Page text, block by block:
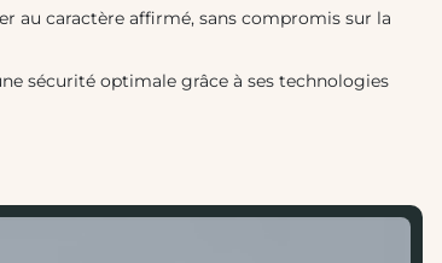
au caractère affirmé, sans compromis sur la
sécurité optimale grâce à ses technologies